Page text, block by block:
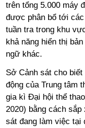
trên tổng 5.000 máy
được phân bổ tới
tuần tra trong khu
khả năng hiển thị
ngữ khác.
Sở Cảnh sát cho
động của Trung tâm
gia kì Đại hội thể
2020) bằng cách
sát đang làm việc tại